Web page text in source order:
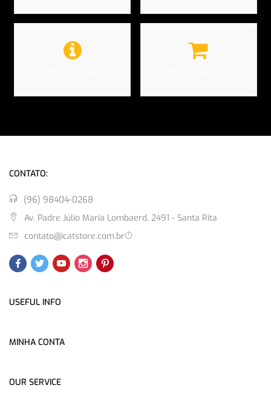
CONTATO:
(96) 98404-0268
Av. Padre Júlio Maria Lombaerd, 2491 - Santa Rita
contato@icatstore.com.br
USEFUL INFO
MINHA CONTA
OUR SERVICE